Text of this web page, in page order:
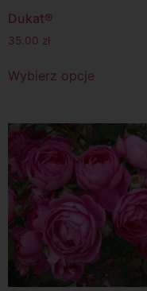
Dukat®
35.00 zł
Wybierz opcje